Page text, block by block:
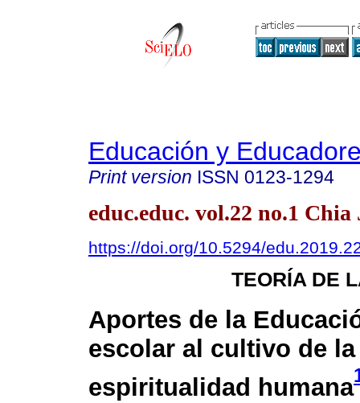
Educación y
Print version ISSN 0123-1294
educ.educ. vol.22 no.1
https://doi.org/10.5294/
TEORÍA DE
Aportes de la
escolar al cultivo de la
espiritualidad humana